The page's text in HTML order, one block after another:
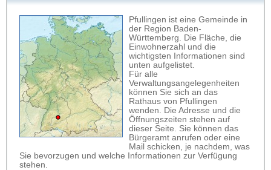
Pfullingen ist eine Gemeinde in
der Region Baden-
Württemberg. Die Fläche, die
Einwohnerzahl und die
wichtigsten Informationen sind
unten aufgelistet.
Für alle
Verwaltungsangelegenheiten
können Sie sich an das
Rathaus von Pfullingen
wenden. Die Adresse und die
Öffnungszeiten stehen auf
dieser Seite. Sie können das
Bürgeramt anrufen oder eine
Mail schicken, je nachdem, was
Sie bevorzugen und welche Informationen zur Verfügung
stehen.